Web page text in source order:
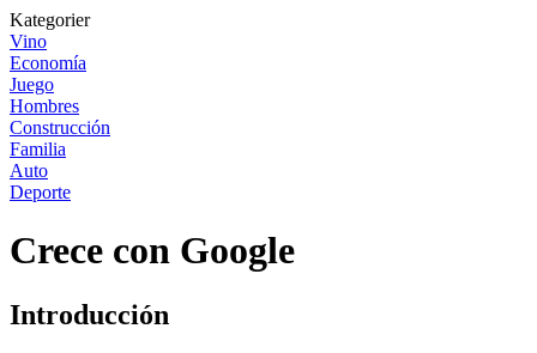
Kategorier
Vino
Economía
Juego
Hombres
Construcción
Familia
Auto
Deporte
Crece con Google
Introducción